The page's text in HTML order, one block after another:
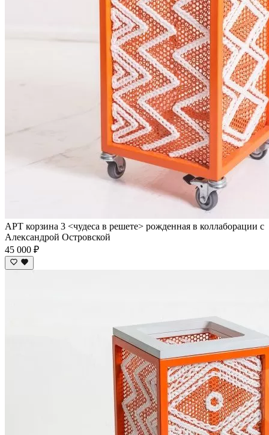
АРТ корзина 3 <чудеса в решете> рожденная в коллаборации с
Александрой Островской
45 000 ₽